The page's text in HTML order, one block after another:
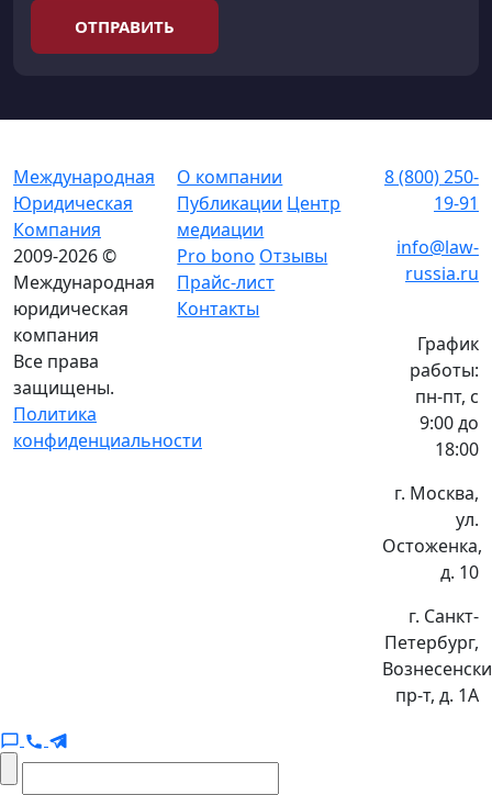
ОТПРАВИТЬ
Международная
Юридическая
Компания
2009-2026 ©
Международная
юридическая
компания
Все права
защищены.
Политика
конфиденциальности
О компании
Публикации Центр
медиации
Pro bono Отзывы
Прайс-лист
Контакты
8 (800) 250-
19-91
info@law-
russia.ru
График
работы:
пн-пт, с
9:00 до
18:00
г. Москва,
ул.
Остоженка,
д. 10
г. Санкт-
Петербург,
пр-т, д. 1А